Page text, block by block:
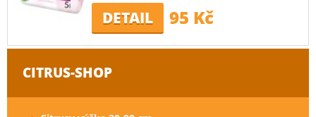
DETAIL 95 Kč
CITRUS-SHOP